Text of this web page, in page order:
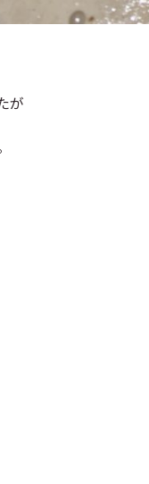
が